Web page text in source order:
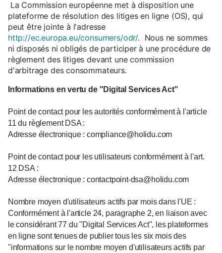
La Commission européenne met à disposition une
plateforme de résolution des litiges en ligne (OS), qui
peut être jointe à l'adresse
http://ec.europa.eu/consumers/odr/. Nous ne sommes
ni disposés ni obligés de participer à une procédure de
règlement des litiges devant une commission
d'arbitrage des consommateurs.
Informations en vertu de "Digital Services Act"
Point de contact pour les autorités conformément à l'article
11 du règlement DSA :
Adresse électronique : compliance@holidu.com
Point de contact pour les utilisateurs conformément à l'art.
12 DSA :
Adresse électronique : contactpoint-dsa@holidu.com
Nombre moyen d'utilisateurs actifs par mois dans l'UE :
Conformément à l'article 24, paragraphe 2, en liaison avec
le considérant 77 du "Digital Services Act", les plateformes
en ligne sont tenues de publier tous les six mois des
"informations sur le nombre moyen d'utilisateurs actifs par